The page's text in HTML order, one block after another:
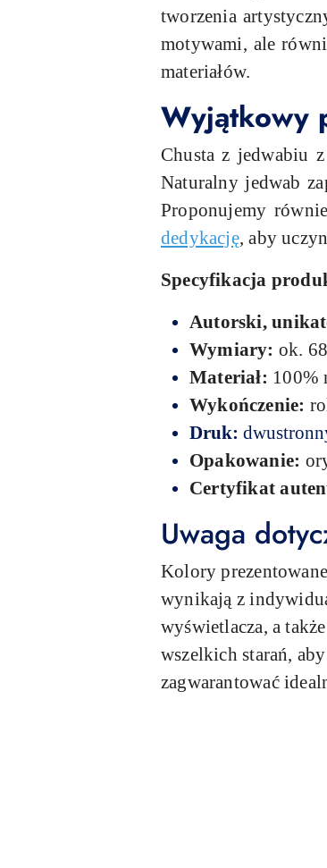
tworzenia
motywami, ale
materiałów.
Wyjątkowy
Chusta z jedwabiu
Naturalny jedwab
Proponujemy
dedykację, aby
Specyfikacja
Autorski,
Wymiary: ok.
Materiał: 100%
Wykończenie:
Druk:
Opakowanie:
Certyfikat
Uwaga
Kolory
wynikają z
wyświetlacza, a
wszelkich starań,
zagwarantować